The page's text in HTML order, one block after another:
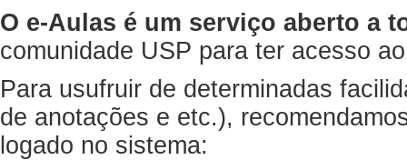
O e-Aulas é um serviço aberto a
comunidade USP para ter acesso
Para usufruir de determinadas
de anotações e etc.),
logado no sistema: